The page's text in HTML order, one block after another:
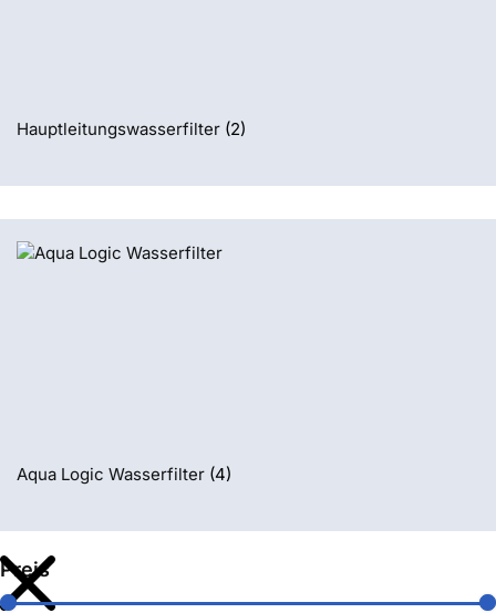
Hauptleitungswasserfilter (2)
Aqua Logic Wasserfilter (4)
Preis